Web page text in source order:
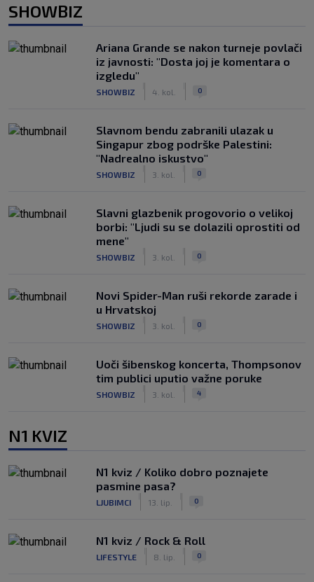
SHOWBIZ
Ariana Grande se nakon turneje povlači
iz javnosti: "Dosta joj je komentara o
izgledu"
SHOWBIZ 4. kol. 0
Slavnom bendu zabranili ulazak u
Singapur zbog podrške Palestini:
"Nadrealno iskustvo"
SHOWBIZ 3. kol. 0
Slavni glazbenik progovorio o velikoj
borbi: "Ljudi su se dolazili oprostiti od
mene"
SHOWBIZ 3. kol. 0
Novi Spider-Man ruši rekorde zarade i
u Hrvatskoj
SHOWBIZ 3. kol. 0
Uoči šibenskog koncerta, Thompsonov
tim publici uputio važne poruke
SHOWBIZ 3. kol. 4
N1 KVIZ
N1 kviz / Koliko dobro poznajete
pasmine pasa?
LJUBIMCI 13. lip. 0
N1 kviz / Rock & Roll
LIFESTYLE 8. lip. 0